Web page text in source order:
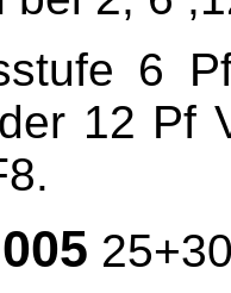
6
12 Pf